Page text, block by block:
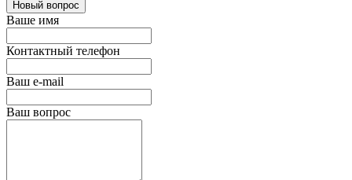
Новый вопрос
Ваше имя
Контактный телефон
Ваш e-mail
Ваш вопрос